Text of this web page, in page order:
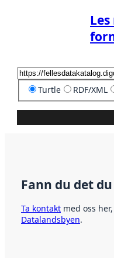
Turtle RDF/XML
Fann du det
Ta kontakt med oss
Datalandsbyen.